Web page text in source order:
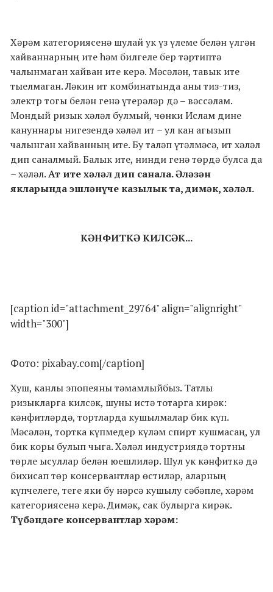
Хәрәм категориясенә шулай ук үз үлеме белән үлгән
хайваннарның ите һәм билгеле бер тәртиптә
чалынмаган хайван ите керә. Мәсәлән, тавык ите
тыелмаган. Ләкин ит комбинатында аны тиз-тиз,
электр тогы белән генә үтерәләр дә – вәссәлам.
Мондый ризык хәләл булмый, чөнки Ислам дине
кануннары нигезендә хәләл ит – ул кан агызып
чалынган хайванның ите. Бу таләп үтәлмәсә, ит хәләл
дип саналмый. Балык ите, нинди генә төрдә булса да
– хәләл.Ат ите хәләл дип санала. Әләзән
якларында эшләнүче казылык та, димәк, хәләл.
КӘНФИТКӘ КИЛСӘК...
[caption id="attachment_29764" align="alignright"
width="300"]
Фото: pixabay.com[/caption]
Хуш, канлы эпопеяны тәмамлыйбыз. Татлы
ризыкларга килсәк, шуны истә тотарга кирәк:
кәнфитләрдә, тортларда кушылмалар бик күп.
Мәсәлән, тортка күпмедер күләм спирт кушмасаң, ул
бик коры булып чыга. Хәләл индустриядә тортны
төрле ысуллар белән юешлиләр. Шул ук кәнфиткә дә
бихисап төр консервантлар өстиләр, аларның
күпчелеге, теге яки бу нәрсә кушылу сәбәпле, хәрәм
категориясенә керә. Димәк, сак булырга кирәк.
Түбәндәге консервантлар хәрәм: